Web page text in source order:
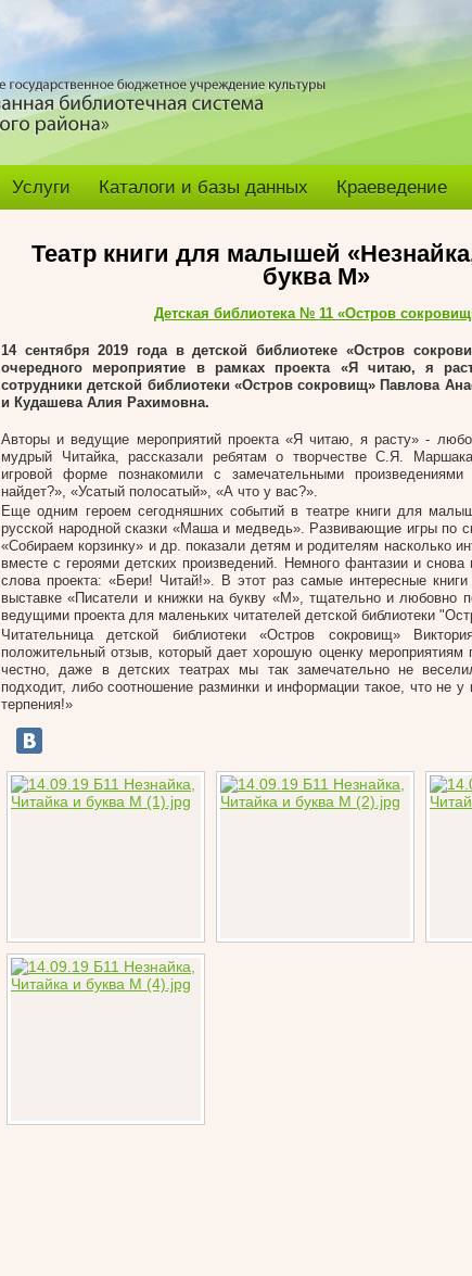
Услуги Каталоги и базы данных Краеведение
Театр книги для малышей
буква М»
Детская библиотека № 11 «Остров
14 сентября 2019 года в детской библиотеке «Остров
очередного мероприятие в рамках проекта «Я читаю, я
сотрудники детской библиотеки «Остров сокровищ» Павлова
и Кудашева Алия Рахимовна.
Авторы и ведущие мероприятий проекта «Я читаю, я расту» -
мудрый Читайка, рассказали ребятам о творчестве С.Я.
игровой форме познакомили с замечательными произведениями
найдет?», «Усатый полосатый», «А что у вас?».
Еще одним героем сегодняшних событий в театре книги для
русской народной сказки «Маша и медведь». Развивающие игры по
«Собираем корзинку» и др. показали детям и родителям насколько
вместе с героями детских произведений. Немного фантазии и снова
слова проекта: «Бери! Читай!». В этот раз самые интересные
выставке «Писатели и книжки на букву «М», тщательно и любовно
ведущими проекта для маленьких читателей детской библиотеки
Читательница детской библиотеки «Остров сокровищ»
положительный отзыв, который дает хорошую оценку мероприятиям
честно, даже в детских театрах мы так замечательно не
подходит, либо соотношение разминки и информации такое, что не
терпения!»